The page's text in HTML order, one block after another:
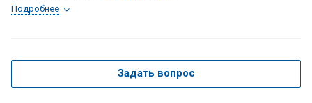
Подробнее
Задать вопрос